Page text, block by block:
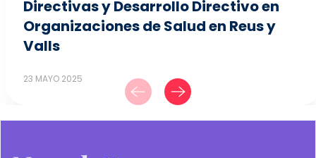
Directivas y Desarrollo Directivo en
Organizaciones de Salud en Reus y
Valls
23 MAYO 2025